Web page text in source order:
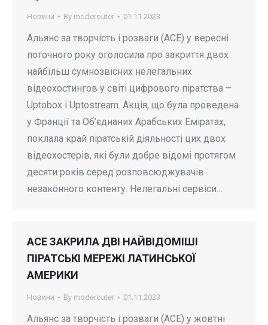
Новини By moderouter 01.11.2023
Альянс за творчість і розваги (ACE) у вересні
поточного року оголосила про закриття двох
найбільш сумнозвісних нелегальних
відеохостингов у світі цифрового піратства –
Uptobox і Uptostream. Акція, що була проведена
у Франції та Об’єднаних Арабських Еміратах,
поклала край піратській діяльності цих двох
відеохостерів, які були добре відомі протягом
десяти років серед розповсюджувачів
незаконного контенту. Нелегальні сервіси…
ACE ЗАКРИЛА ДВІ НАЙВІДОМІШІ
ПІРАТСЬКІ МЕРЕЖІ ЛАТИНСЬКОЇ
АМЕРИКИ
Новини By moderouter 01.11.2023
Альянс за творчість і розваги (ACE) у жовтні